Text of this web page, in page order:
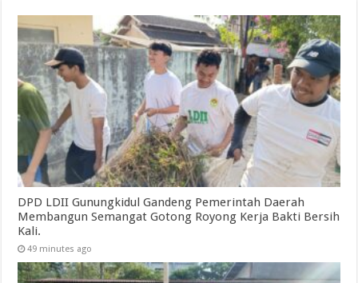
DPD LDII Gunungkidul Gandeng Pemerintah Daerah
Membangun Semangat Gotong Royong Kerja Bakti Bersih
Kali.
49 minutes ago